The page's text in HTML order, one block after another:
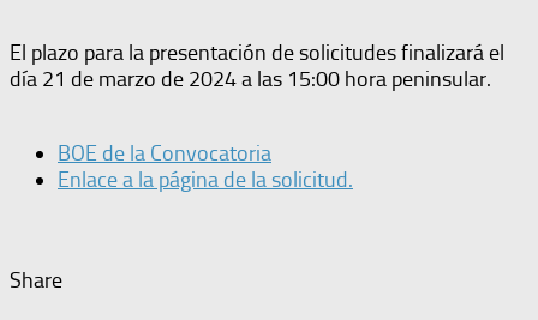
El plazo para la presentación de solicitudes finalizará el
día 21 de marzo de 2024 a las 15:00 hora peninsular.
BOE de la Convocatoria
Enlace a la página de la solicitud.
Share